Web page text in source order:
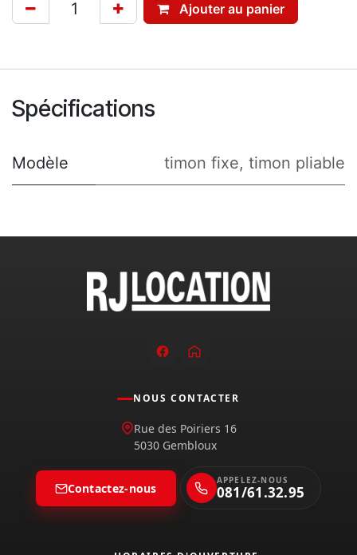
Ajouter au panier
Spécifications
Modèle timon fixe, timon pliable
NOUS CONTACTER
Rue des Poiriers 16
5030 Gembloux
Contactez-nous
APPELEZ-NOUS
081/61.32.95